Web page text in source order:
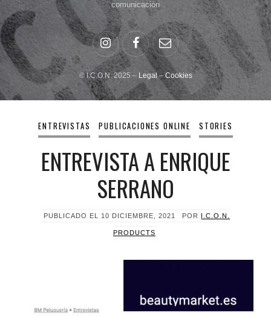
comunicación
© I.C.O.N. 2025 – Legal– Cookies
ENTREVISTAS PUBLICACIONES ONLINE STORIES
ENTREVISTA A ENRIQUE
SERRANO
PUBLICADO EL 10 DICIEMBRE, 2021 POR I.C.O.N.
PRODUCTS